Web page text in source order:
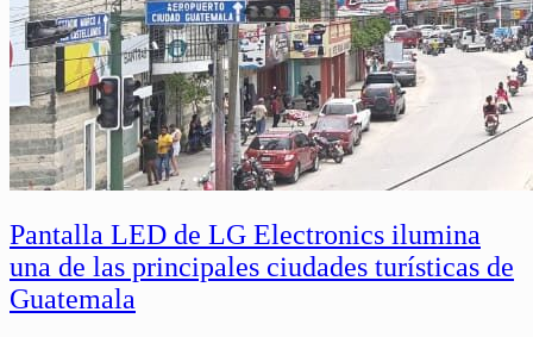
Pantalla LED de LG Electronics ilumina
una de las principales ciudades turísticas de
Guatemala